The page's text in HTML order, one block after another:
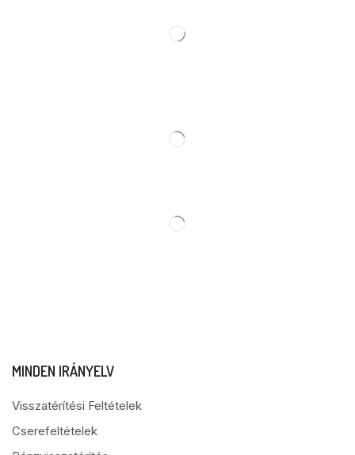
MINDEN IRÁNYELV
Visszatérítési Feltételek
Cserefeltételek